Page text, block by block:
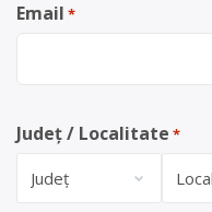
Email *
Județ / Localitate *